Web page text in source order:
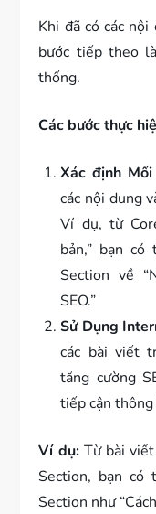
Khi đã có các
bước tiếp theo
thống.
Các bước thực
Xác định
các nội dung
Ví dụ, từ
bản,” bạn
Section về
SEO.”
Sử Dụng
các bài viết
tăng cường
tiếp cận
Ví dụ:Từ bài viết
Section, bạn
Section như